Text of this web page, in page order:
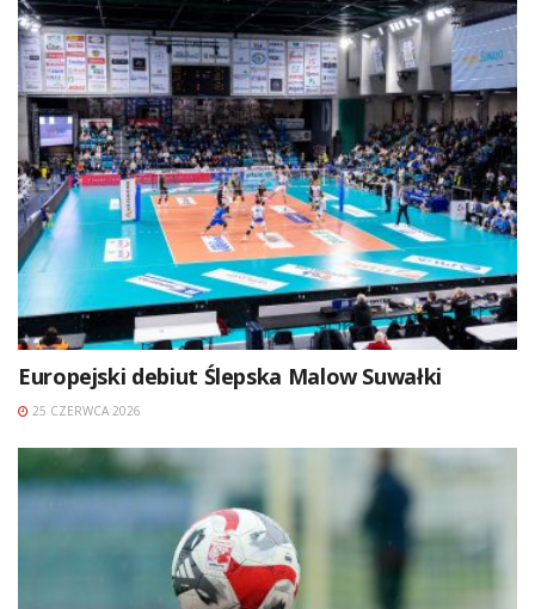
Europejski debiut Ślepska Malow Suwałki
25 CZERWCA 2026